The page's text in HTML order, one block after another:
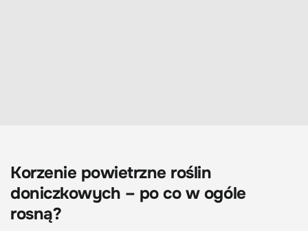
Korzenie powietrzne roślin
doniczkowych – po co w ogóle
rosną?